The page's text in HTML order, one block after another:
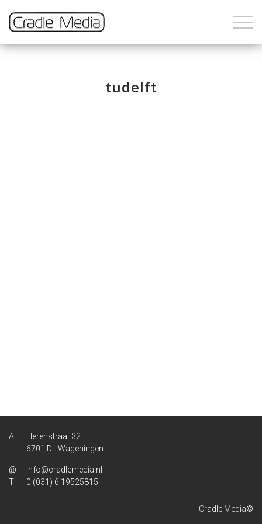
tudelft
Herenstraat 32
6701 DL Wageningen
info@cradlemedia.nl
0 (031) 6 19525815
Cradle Media©